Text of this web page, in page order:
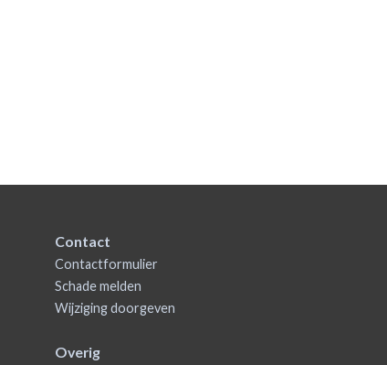
Contact
Contactformulier
Schade melden
Wijziging doorgeven
Overig